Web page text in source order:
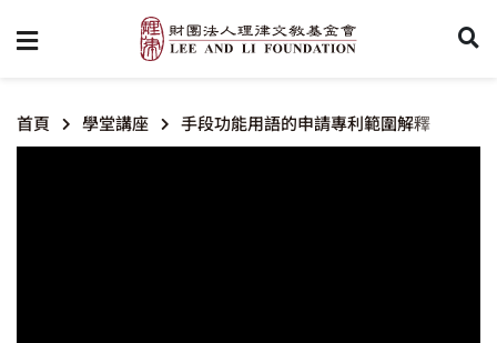
首頁 學堂講座 手段功能用語的申請專利範圍解釋